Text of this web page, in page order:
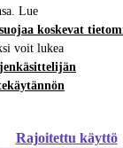
Lue
koskevat
voit lukea
Rajoitettu käyttö